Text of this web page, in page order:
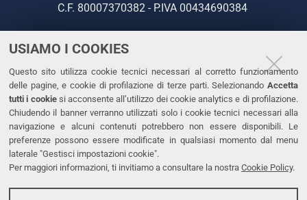
USIAMO I COOKIES
Questo sito utilizza cookie tecnici necessari al corretto funzionamento
delle pagine, e cookie di profilazione di terze parti. Selezionando Accetta
tutti i cookiesi acconsente all’utilizzo dei cookie analytics e di profilazione.
Chiudendo il banner verranno utilizzati solo i cookie tecnici necessari alla
navigazione e alcuni contenuti potrebbero non essere disponibili. Le
preferenze possono essere modificate in qualsiasi momento dal menu
laterale "Gestisci impostazioni cookie".
Per maggiori informazioni, ti invitiamo a consultare la nostra Cookie Policy.
C.F. 80007370382 - P.IVA 00434690384
CONTATTI
Tel. +39 0532 293111
Fax. +39 0532 293031
PEC
LINKS